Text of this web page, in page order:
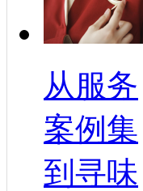
从服务
案例集
到寻味